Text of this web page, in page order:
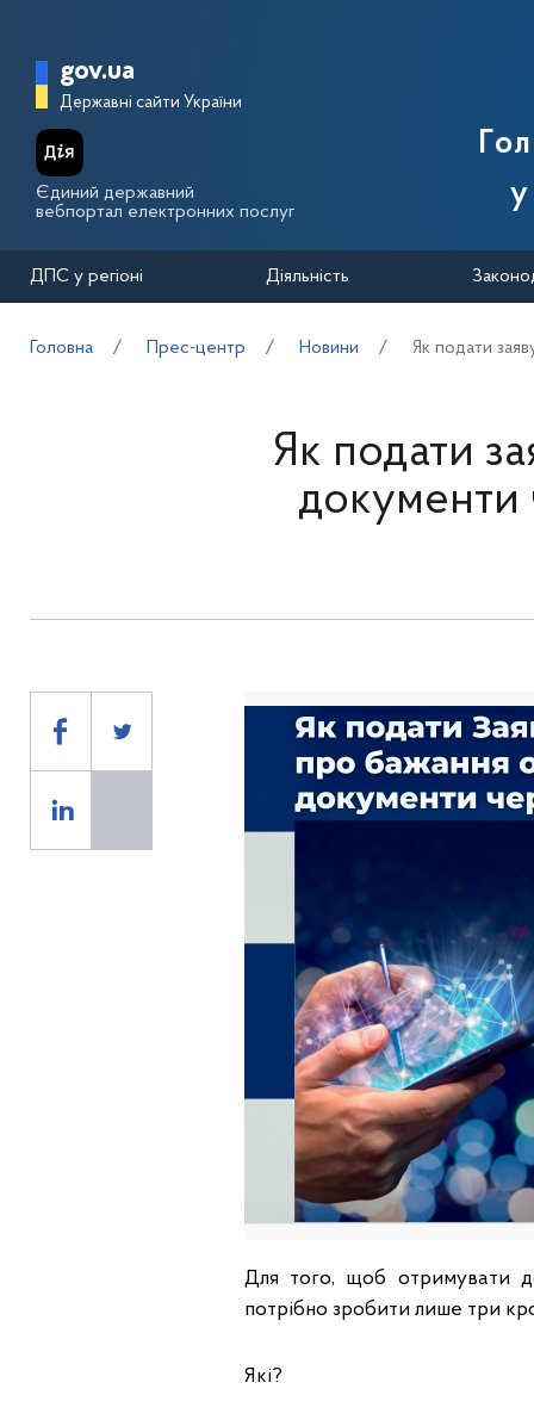
Головна сторінка Державної
gov.ua
Державні сайти України
Єдиний державний
вебпортал електронних послуг
ДПС у регіоні Діяльність
Головна Прес-центр Новини Як подати
Як подати
документи
Для того, щоб отримувати
потрібно зробити лише три
Які?